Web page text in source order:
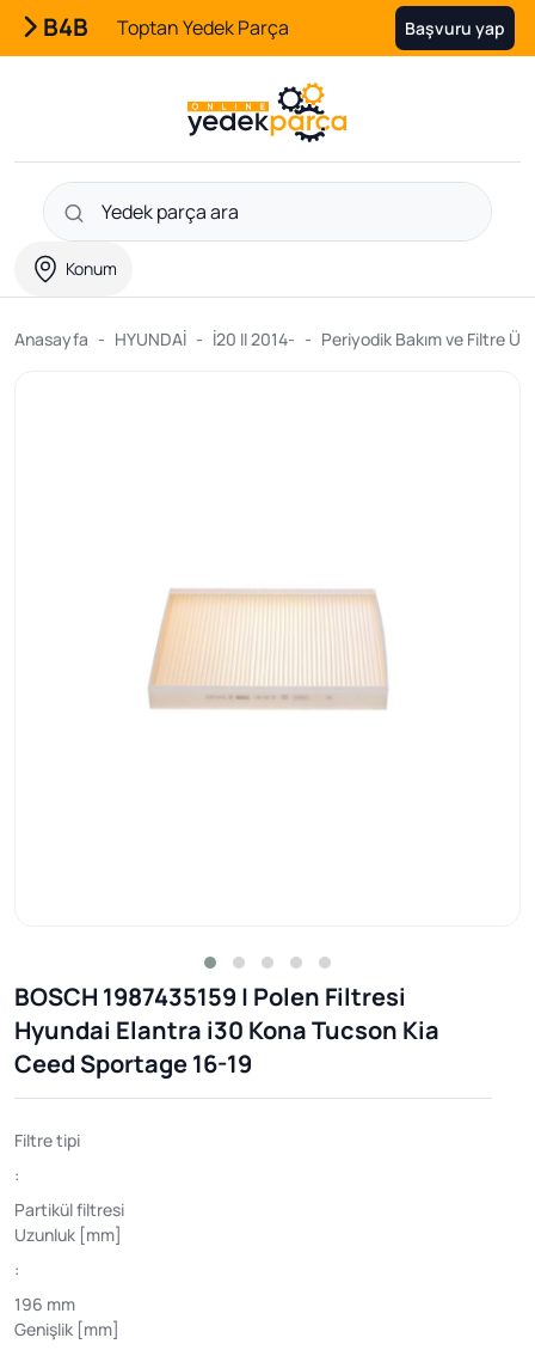
B4B Toptan Yedek Parça Başvuru yap
Konum
Anasayfa HYUNDAİ İ20 II 2014- Periyodik Bakım ve Filtre
BOSCH 1987435159 | Polen Filtresi
Hyundai Elantra i30 Kona Tucson Kia
Ceed Sportage 16-19
Filtre tipi
:
Partikül filtresi
Uzunluk [mm]
:
196 mm
Genişlik [mm]